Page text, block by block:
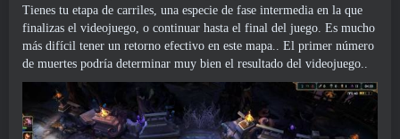
Tienes tu etapa de carriles, una especie de fase intermedia en la que
finalizas el videojuego, o continuar hasta el final del juego. Es mucho
más difícil tener un retorno efectivo en este mapa.. El primer número
de muertes podría determinar muy bien el resultado del videojuego..